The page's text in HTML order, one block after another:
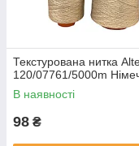
Текстурована нитка
120/07761/5000m
В наявності
98 ₴